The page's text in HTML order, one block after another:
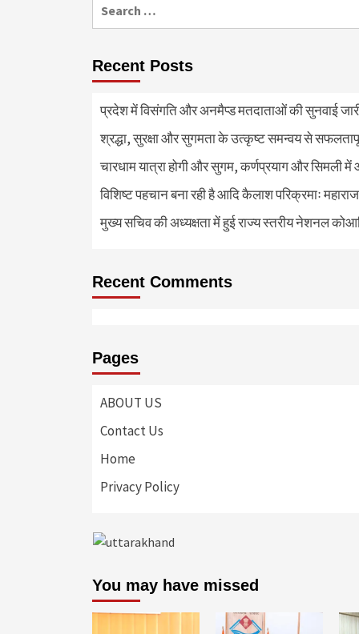
Recent Posts
प्रदेश में विसंगति और अनमैप्ड मतदाताओं की सुनवाई
श्रद्धा, सुरक्षा और सुगमता के उत्कृष्ट समन्वय से
चारधाम यात्रा होगी और सुगम, कर्णप्रयाग और सिमली
विशिष्ट पहचान बना रही है आदि कैलाश परिक्रमाः महाराज
मुख्य सचिव की अध्यक्षता में हुई राज्य स्तरीय नेशनल
Recent Comments
Pages
ABOUT US
Contact Us
Home
Privacy Policy
You may have missed